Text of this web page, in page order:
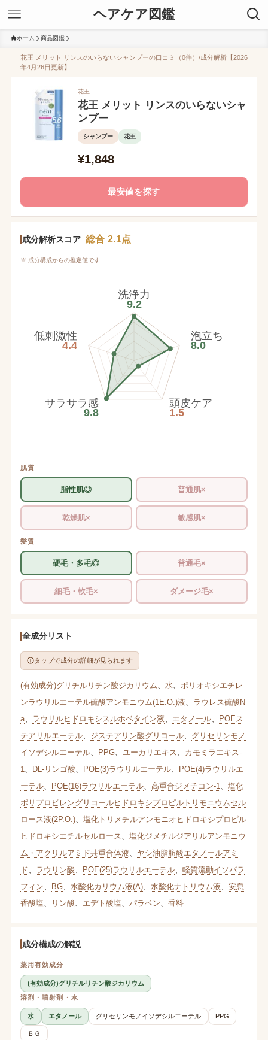
ヘアケア図鑑
ホーム 商品図鑑
花王 メリット リンスのいらないシャンプーの口コミ（0件）/成分解析【2026
年4月26日更新】
花王
花王 メリット リンスのいらないシャ
ンプー
シャンプー 花王
¥1,848
最安値を探す
成分解析スコア 総合 2.1点
※ 成分構成からの推定値です
洗浄力
9.2
泡立ち
8.0
頭皮ケア
1.5
サラサラ感
9.8
低刺激性
4.4
肌質
脂性肌◎ 普通肌×
乾燥肌× 敏感肌×
髪質
硬毛・多毛◎ 普通毛×
細毛・軟毛× ダメージ毛×
全成分リスト
タップで成分の詳細が見られます
(有効成分)グリチルリチン酸ジカリウム 水
ポリオキシエチレ
ンラウリルエーテル硫酸アンモニウム(1E.O.)液
ラウレス硫酸N
a、 ラウリルヒドロキシスルホベタイン液 エタノール、 POEス
テアリルエーテル、 ジステアリン酸グリコール、 グリセリンモノ
イソデシルエーテル、 PPG、 ユーカリエキス
カモミラエキス-
1
DL-リンゴ酸 POE(3)ラウリルエーテル、 POE(4)ラウリルエ
ーテル、 POE(16)ラウリルエーテル、 高重合ジメチコン-1
塩化
ポリプロピレングリコールヒドロキシプロピルトリモニウムセル
ロース液(2P.O.)、 塩化トリメチルアンモニオヒドロキシプロピル
ヒドロキシエチルセルロース
塩化ジメチルジアリルアンモニウ
ム・アクリルアミド共重合体液
ヤシ油脂肪酸エタノールアミ
ド
ラウリン酸 POE(25)ラウリルエーテル、 軽質流動イソパラ
フィン
BG、 水酸化カリウム液(A)、 水酸化ナトリウム液
安息
香酸塩
リン酸 エデト酸塩 パラベン 香料
成分構成の解説
薬用有効成分
(有効成分)グリチルリチン酸ジカリウム
溶剤・噴射剤・水
水 エタノール グリセリンモノイソデシルエーテル PPG
ＢＧ